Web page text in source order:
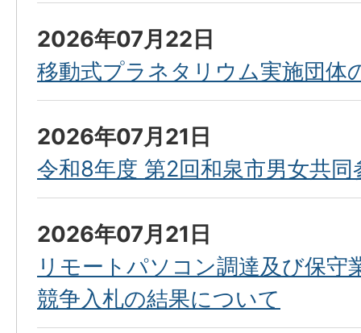
2026年07月22日
移動式プラネタリウム実施団体
2026年07月21日
令和8年度 第2回和泉市男女共同
2026年07月21日
リモートパソコン調達及び保守
競争入札の結果について